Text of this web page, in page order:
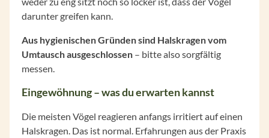
darunter greifen kann.
Aus hygienischen Gründen sind Halskragen vom
Umtausch ausgeschlossen – bitte also sorgfältig
messen.
Eingewöhnung – was du erwarten kannst
Die meisten Vögel reagieren anfangs irritiert auf einen
Halskragen. Das ist normal. Erfahrungen aus der Praxis